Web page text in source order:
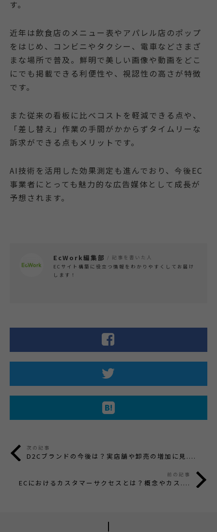
す。
近年は飲食店のメニュー表やアパレル店のポップ
をはじめ、コンビニやタクシー、電車などさまざ
まな場所で普及。鮮明で美しい画像や動画をどこ
にでも掲載できる利便性や、視認性の高さが特徴
です。
また従来の看板に比べコストを軽減できる点や、
「差し替え」作業の手間がかからずタイムリーな
訴求ができる点もメリットです。
AI技術を活用した効果測定も進んでおり、今後EC
事業者にとっても魅力的な広告媒体として成長が
予想されます。
EcWork編集部 / 記事を書いた人
ECサイト構築に役立つ情報をわかりやすくしてお届け
します！
次の記事
D2Cブランドの今後は？実店舗や卸売の増加に見....
前の記事
ECにおけるカスタマーサクセスとは？概念やカス....